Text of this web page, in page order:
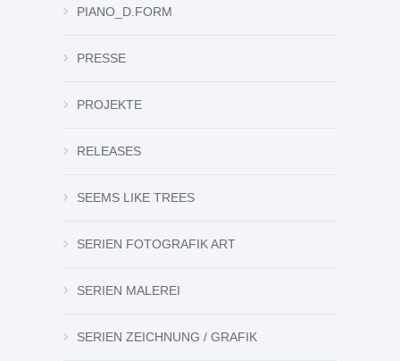
PIANO_D.FORM
PRESSE
PROJEKTE
RELEASES
SEEMS LIKE TREES
SERIEN FOTOGRAFIK ART
SERIEN MALEREI
SERIEN ZEICHNUNG / GRAFIK